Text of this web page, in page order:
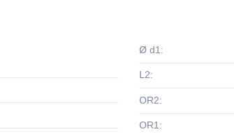
Ø d1:
L2:
OR2:
OR1: